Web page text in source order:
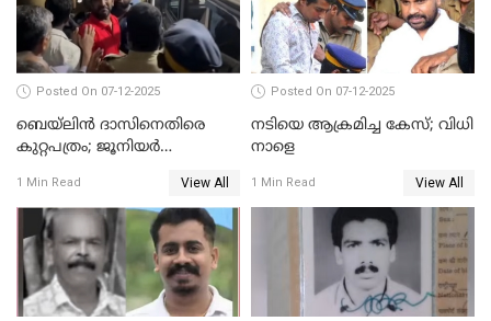
Posted On 07-12-2025
ബെയ്‌ലിന്‍ ദാസിനെതിരെ
കുറ്റപത്രം; ജൂനിയർ
മർദിച്ച കേസ്
1 Min Read View All
Posted On 07-12-2025
നടിയെ ആക്രമിച്ച കേസ്; വിധി
നാളെ
1 Min Read View All